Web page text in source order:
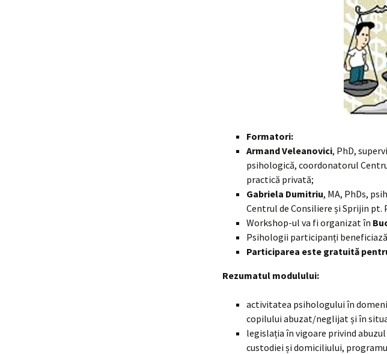
Formatori:
Armand Veleanovici, PhD,
psihologică, coordonatorul
practică privată;
Gabriela Dumitriu, MA, PhDs,
Centrul de Consiliere și Sprijin pt.
Workshop-ul va fi organizat în
Psihologii participanți
Participarea este gratuită
Rezumatul modulului:
activitatea psihologului în
copilului abuzat/neglijat și în
legislația în vigoare privind
custodiei și domiciliului,